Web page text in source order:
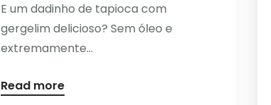
E um dadinho de tapioca com
gergelim delicioso? Sem óleo e
extremamente...
Read more